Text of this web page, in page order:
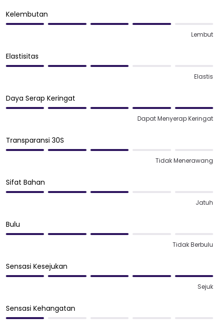
Kelembutan
Lembut
Elastisitas
Elastis
Daya Serap Keringat
Dapat Menyerap Keringat
Transparansi 30S
Tidak Menerawang
Sifat Bahan
Jatuh
Bulu
Tidak Berbulu
Sensasi Kesejukan
Sejuk
Sensasi Kehangatan